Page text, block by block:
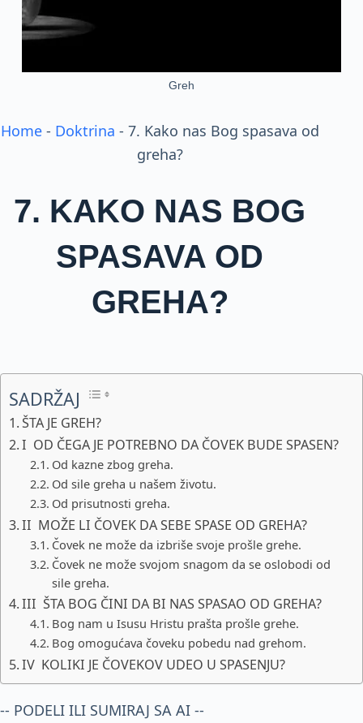
Greh
Home- Doktrina - 7. Kako nas Bog spasava od
greha?
7. KAKO NAS BOG
SPASAVA OD
GREHA?
SADRŽAJ
ŠTA JE GREH?
I OD ČEGA JE POTREBNO DA ČOVEK BUDE SPASEN?
Od kazne zbog greha.
Od sile greha u našem životu.
Od prisutnosti greha.
II MOŽE LI ČOVEK DA SEBE SPASE OD GREHA?
Čovek ne može da izbriše svoje prošle grehe.
Čovek ne može svojom snagom da se oslobodi od
sile greha.
III ŠTA BOG ČINI DA BI NAS SPASAO OD GREHA?
Bog nam u Isusu Hristu prašta prošle grehe.
Bog omogućava čoveku pobedu nad grehom.
IV KOLIKI JE ČOVEKOV UDEO U SPASENJU?
-- PODELI ILI SUMIRAJ SA AI --